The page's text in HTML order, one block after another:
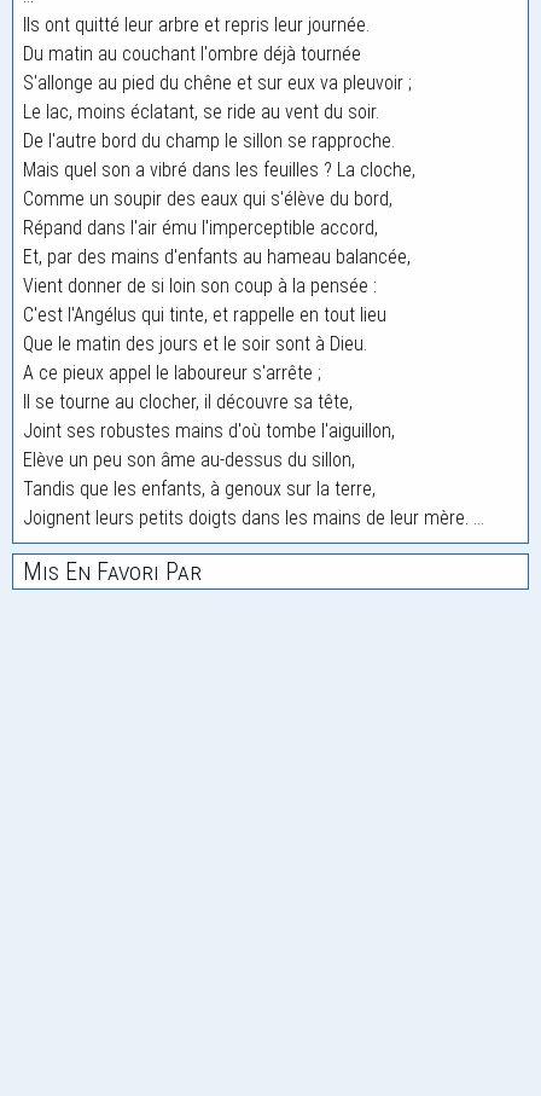
Ils ont quitté leur arbre et repris leur journée.
Du matin au couchant l'ombre déjà tournée
S'allonge au pied du chêne et sur eux va pleuvoir ;
Le lac, moins éclatant, se ride au vent du soir.
De l'autre bord du champ le sillon se rapproche.
Mais quel son a vibré dans les feuilles ? La cloche,
Comme un soupir des eaux qui s'élève du bord,
Répand dans l'air ému l'imperceptible accord,
Et, par des mains d'enfants au hameau balancée,
Vient donner de si loin son coup à la pensée :
C'est l'Angélus qui tinte, et rappelle en tout lieu
Que le matin des jours et le soir sont à Dieu.
A ce pieux appel le laboureur s'arrête ;
Il se tourne au clocher, il découvre sa tête,
Joint ses robustes mains d'où tombe l'aiguillon,
Elève un peu son âme au-dessus du sillon,
Tandis que les enfants, à genoux sur la terre,
Joignent leurs petits doigts dans les mains de leur mère. ...
Mis En Favori Par